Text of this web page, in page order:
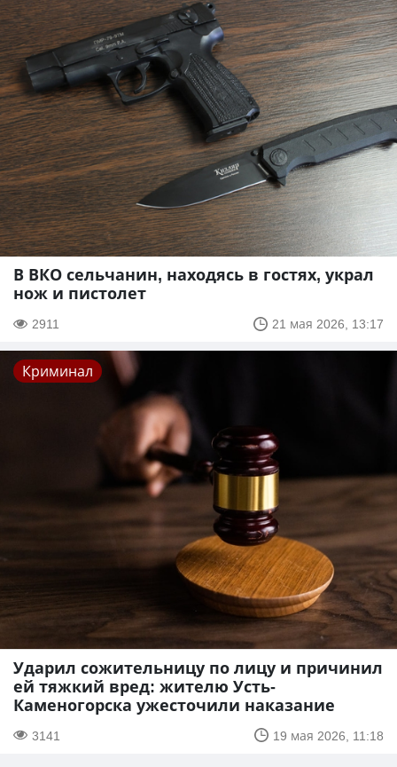
В ВКО сельчанин, находясь в гостях, украл
нож и пистолет
2911 21 мая 2026, 13:17
Криминал
Ударил сожительницу по лицу и причинил
ей тяжкий вред: жителю Усть-
Каменогорска ужесточили наказание
3141 19 мая 2026, 11:18